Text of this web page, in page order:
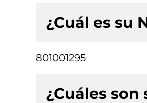
¿Cuál es su
801001295
¿Cuáles